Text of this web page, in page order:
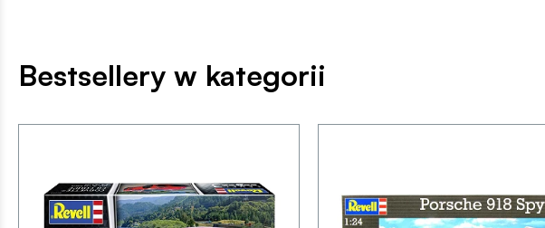
Bestsellery w kategorii